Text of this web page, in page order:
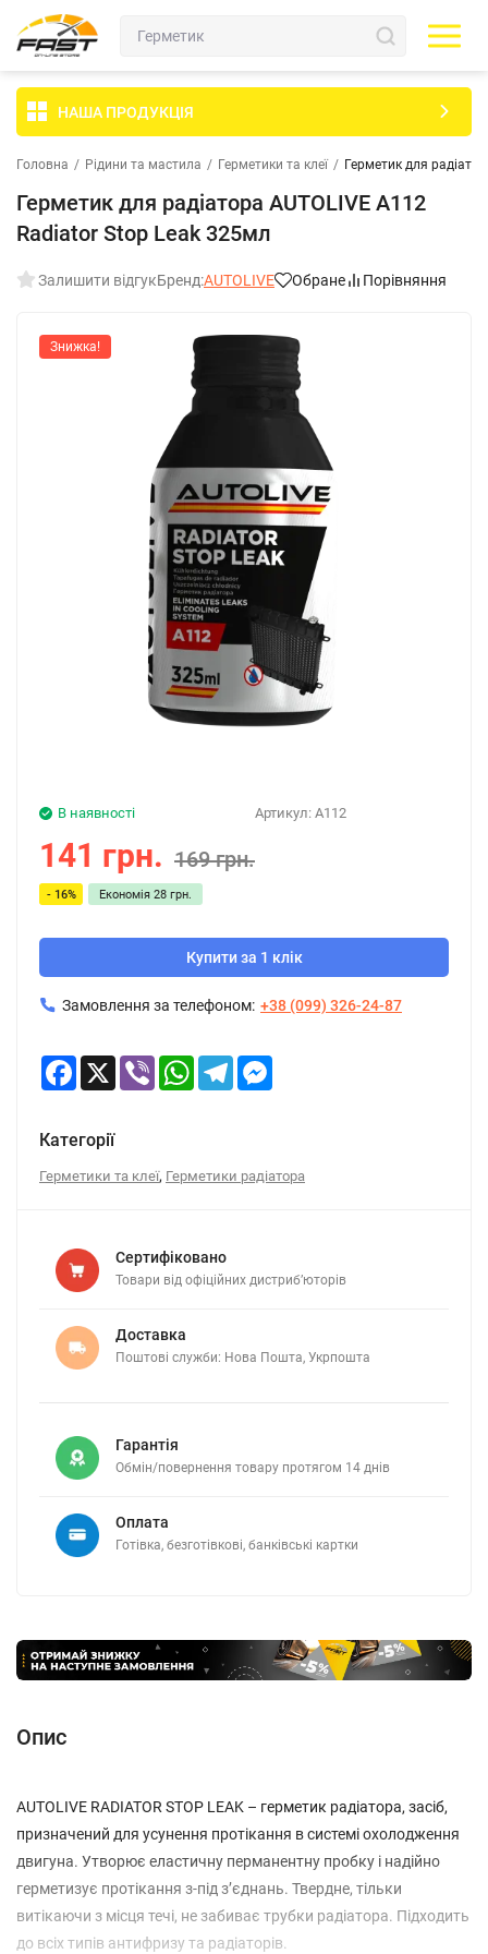
НАША ПРОДУКЦІЯ
Головна / Рідини та мастила / Герметики та клеї / Герметик для
Герметик для радіатора AUTOLIVE A112
Radiator Stop Leak 325мл
Залишити відгукБренд:AUTOLIVE Обране Порівняння
Знижка!
Артикул: A112
В наявності
141 грн. 169 грн.
- 16% Економія 28 грн.
Купити за 1 клік
Замовлення за телефоном: +38 (099) 326-24-87
Facebook
X Viber WhatsApp
Telegram
Категорії
Герметики та клеї, Герметики радіатора
Сертифіковано
Товари від офіційних дистриб’юторів
Доставка
Поштові служби: Нова Пошта, Укрпошта
Гарантія
Обмін/повернення товару протягом 14 днів
Оплата
Готівка, безготівкові, банківські картки
Опис
AUTOLIVE RADIATOR STOP LEAK – герметик радіатора, засіб,
призначений для усунення протікання в системі охолодження
двигуна. Утворює еластичну перманентну пробку і надійно
герметизує протікання з-під з’єднань. Твердне, тільки
витікаючи з місця течі, не забиває трубки радіатора. Підходить
до всіх типів антифризу та радіаторів.